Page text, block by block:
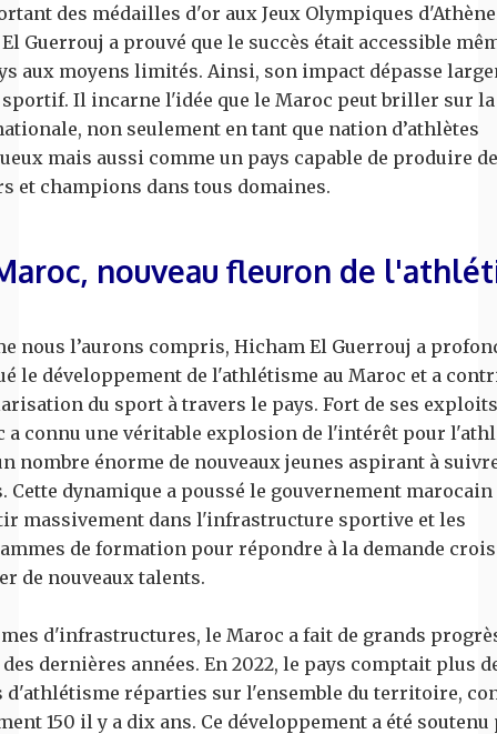
des médailles d'or aux Jeux Olympiques
Guerrouj a prouvé que le succès était accessible
aux moyens limités. Ainsi, son impact dépasse
Il incarne l'idée que le Maroc peut briller sur la
non seulement en tant que nation d’athlètes
mais aussi comme un pays capable de produire
et champions dans tous domaines.
nouveau fleuron de
nous l’aurons compris, Hicham El Guerrouj a
le développement de l'athlétisme au Maroc et a
du sport à travers le pays. Fort de ses
a connu une véritable explosion de l'intérêt pour
nombre énorme de nouveaux jeunes aspirant à
Cette dynamique a poussé le gouvernement marocain
massivement dans l'infrastructure sportive et les
de formation pour répondre à la demande
de nouveaux talents.
d'infrastructures, le Maroc a fait de grands
dernières années. En 2022, le pays comptait plus
d'athlétisme réparties sur l'ensemble du territoire,
150 il y a dix ans. Ce développement a été soutenu